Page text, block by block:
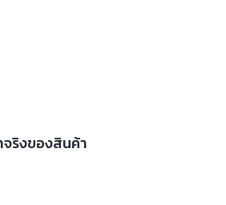
ริงของสินค้า